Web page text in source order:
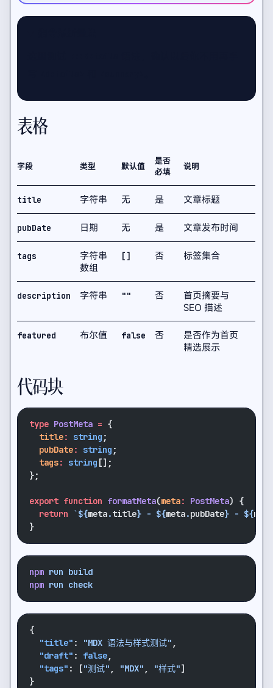
表格
字段 类型 默认值
是否
必填
说明
title 字符串 无 是 文章标题
pubDate 日期 无 是 文章发布时间
tags
字符串
数组
[] 否 标签集合
description 字符串 "" 否
首页摘要与
SEO 描述
featured 布尔值 false 否
是否作为首页
精选展示
代码块
type PostMeta = {
  title
: string ;
  pubDate
: string ;
  tags
: string [];
};
export function formatMeta(meta: PostMeta) {
  return
`${meta.title} - ${meta.pubDate} - ${meta
}
npm run build
npm run check
{
  "title"
: "MDX 语法与样式测试" ,
  "draft"
: false,
  "tags"
: ["测试" , "MDX" , "样式"]
}